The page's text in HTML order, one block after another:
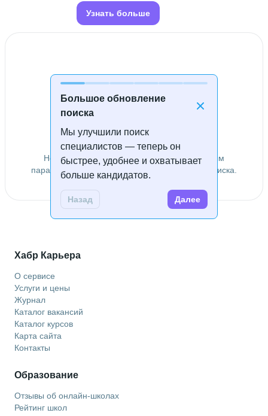
Большое обновление
поиска
Мы улучшили поиск
специалистов — теперь он
быстрее, удобнее и охватывает
больше кандидатов.
Назад Далее
Узнать больше
Специалисты не найдены
Не удалось найти специалистов по заданным
параметрам. Попробуйте изменить условия поиска.
Хабр Карьера
О сервисе
Услуги и цены
Журнал
Каталог вакансий
Каталог курсов
Карта сайта
Контакты
Образование
Отзывы об онлайн-школах
Рейтинг школ